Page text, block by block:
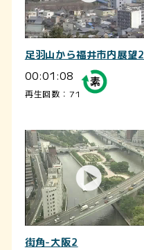
足羽山から福井市内展望2
00:01:08
再生回数：71
街角-大阪2